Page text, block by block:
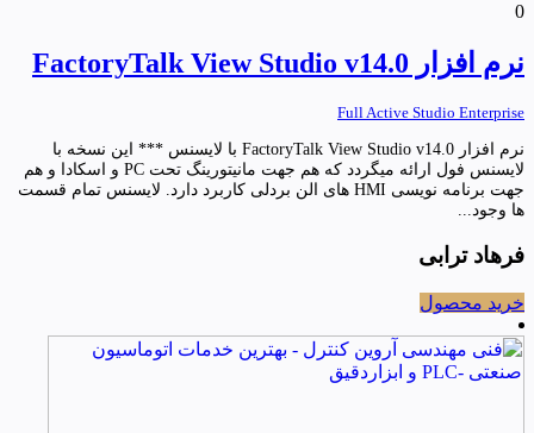
0
نرم افزار FactoryTalk View Studio v14.0
Full Active Studio Enterprise
نرم افزار FactoryTalk View Studio v14.0 با لایسنس *** این نسخه با
لایسنس فول ارائه میگردد که هم جهت مانیتورینگ تحت PC و اسکادا و هم
جهت برنامه نویسی HMI های الن بردلی کاربرد دارد. لایسنس تمام قسمت
ها وجود...
فرهاد ترابی
خرید محصول